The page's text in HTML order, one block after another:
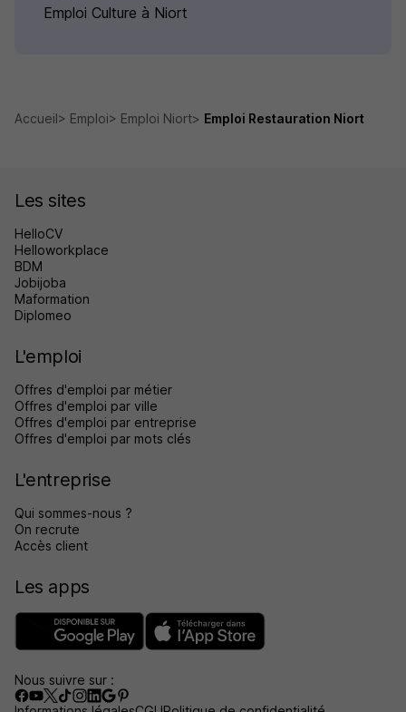
Emploi Culture à Niort
Accueil Emploi Emploi Niort Emploi Restauration Niort
Les sites
HelloCV
Helloworkplace
BDM
Jobijoba
Maformation
Diplomeo
L'emploi
Offres d'emploi par métier
Offres d'emploi par ville
Offres d'emploi par entreprise
Offres d'emploi par mots clés
L'entreprise
Qui sommes-nous ?
On recrute
Accès client
Les apps
Nous suivre sur :